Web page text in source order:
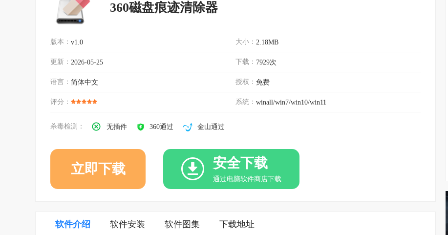
360磁盘痕迹清除器
版本： v1.0 大小： 2.18MB
更新： 2026-05-25 下载： 7929次
语言： 简体中文 授权： 免费
评分： 系统： winall/win7/win10/win11
杀毒检测： 无插件 360通过 金山通过
立即下载 安全下载
通过电脑软件商店下载
软件介绍 软件安装 软件图集 下载地址